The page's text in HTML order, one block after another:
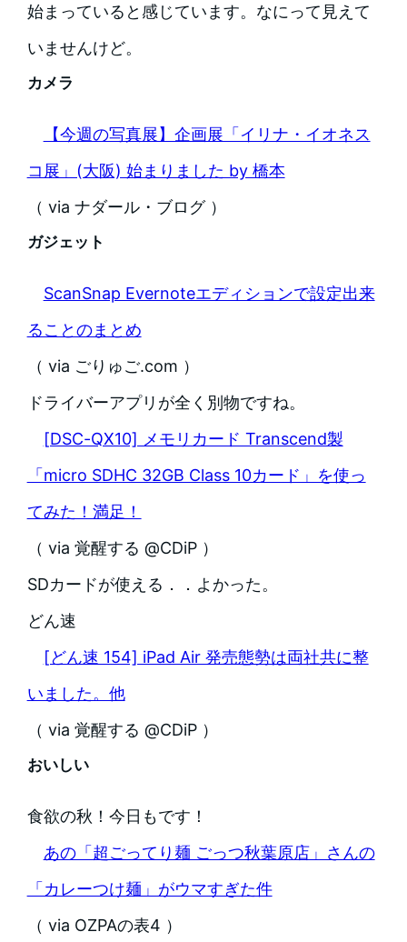
始まっていると感じています。なにって見えて
いませんけど。
カメラ
【今週の写真展】企画展「イリナ・イオネス
コ展」(大阪) 始まりました by 橋本
（ via ナダール・ブログ ）
ガジェット
ScanSnap Evernoteエディションで設定出来
ることのまとめ
（ via ごりゅご.com ）
ドライバーアプリが全く別物ですね。
[DSC-QX10] メモリカード Transcend製
「micro SDHC 32GB Class 10カード」を使っ
てみた！満足！
（ via 覚醒する @CDiP ）
SDカードが使える．．よかった。
どん速
[どん速 154] iPad Air 発売態勢は両社共に整
いました。他
（ via 覚醒する @CDiP ）
おいしい
食欲の秋！今日もです！
あの「超ごってり麺 ごっつ秋葉原店」さんの
「カレーつけ麺」がウマすぎた件
（ via OZPAの表4 ）